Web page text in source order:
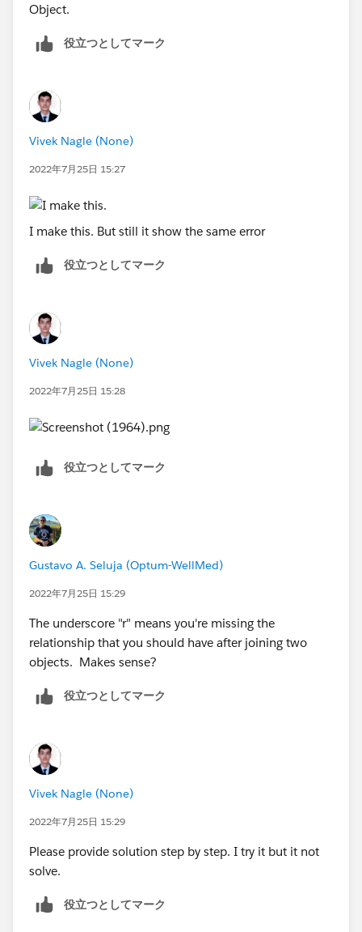
Object.
役立つとしてマーク
Vivek Nagle (None)
2022年7月25日 15:27
I make this. But still it show the same error
役立つとしてマーク
Vivek Nagle (None)
2022年7月25日 15:28
役立つとしてマーク
Gustavo A. Seluja (Optum-WellMed)
2022年7月25日 15:29
The underscore "r" means you're missing the
relationship that you should have after joining two
objects. Makes sense?
役立つとしてマーク
Vivek Nagle (None)
2022年7月25日 15:29
Please provide solution step by step. I try it but it not
solve.
役立つとしてマーク